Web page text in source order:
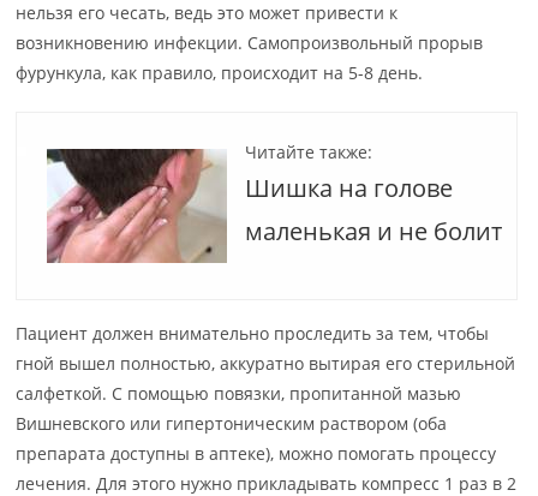
нельзя его чесать, ведь это может привести к
возникновению инфекции. Самопроизвольный прорыв
фурункула, как правило, происходит на 5-8 день.
Читайте также:
Шишка на голове
маленькая и не болит
Пациент должен внимательно проследить за тем, чтобы
гной вышел полностью, аккуратно вытирая его стерильной
салфеткой. С помощью повязки, пропитанной мазью
Вишневского или гипертоническим раствором (оба
препарата доступны в аптеке), можно помогать процессу
лечения. Для этого нужно прикладывать компресс 1 раз в 2